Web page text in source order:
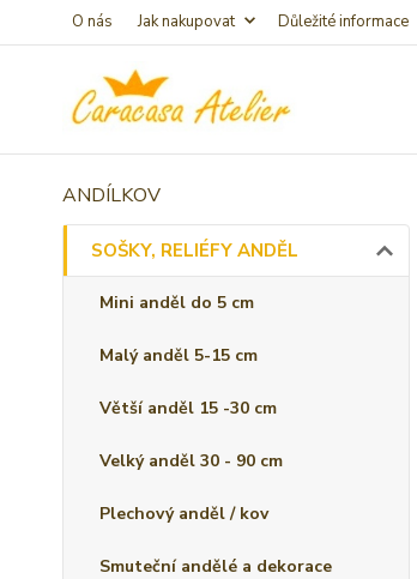
O nás Jak nakupovat Důležité informace
ANDÍLKOV
SOŠKY, RELIÉFY ANDĚL
Mini anděl do 5 cm
Malý anděl 5-15 cm
Větší anděl 15 -30 cm
Velký anděl 30 - 90 cm
Plechový anděl / kov
Smuteční andělé a dekorace